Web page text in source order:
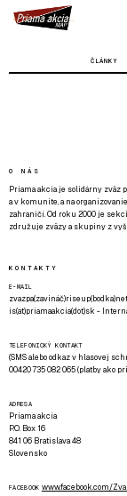
ČLÁNKY
O NÁS
Priama akcia je solidárny
a v komunite, a na
zahraničí. Od roku 2000 je
združuje zväzy a skupiny z
KONTAKTY
E-MAIL
zvazpa(zavináč)riseup(bodka)net
is(at)priamaakcia(dot)sk -
TELEFONICKÝ KONTAKT
(SMS alebo odkaz v hlasovej
00420 735 082 065 (platby ako
ADRESA
Priama akcia
P.O. Box 16
841 06 Bratislava 48
Slovensko
FACEBOOK www.facebook.com/